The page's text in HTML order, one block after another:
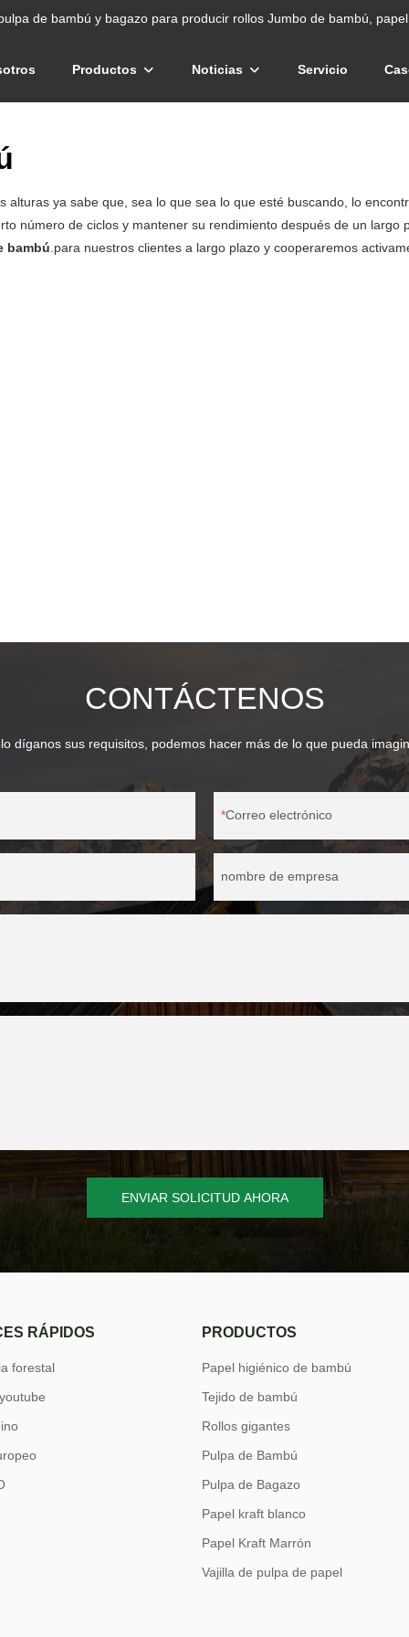
de bambú y bagazo para producir rollos Jumbo de bambú,
Productos Noticias Servicio
alturas ya sabe que, sea lo que sea lo que esté buscando, lo
número de ciclos y mantener su rendimiento después de un largo
bambú.para nuestros clientes a largo plazo y cooperaremos
CONTÁCTENOS
díganos sus requisitos, podemos hacer más de lo que pueda
Correo electrónico
nombre de empresa
ENVIAR SOLICITUD AHORA
RÁPIDOS
forestal
PRODUCTOS
Papel higiénico de bambú
Tejido de bambú
Rollos gigantes
Pulpa de Bambú
Pulpa de Bagazo
Papel kraft blanco
Papel Kraft Marrón
Vajilla de pulpa de papel